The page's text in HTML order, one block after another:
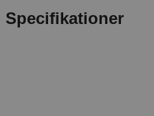
Specifikationer